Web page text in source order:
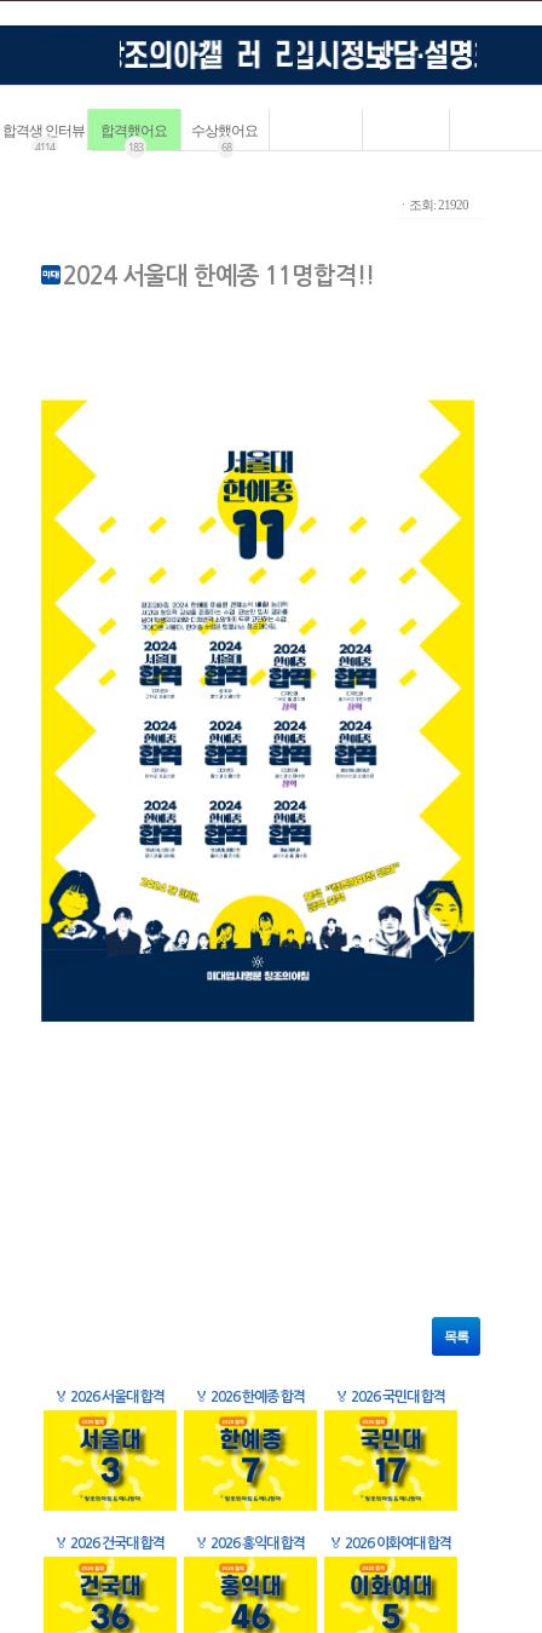
합격생 인터뷰
4114
합격했어요
183
수상했어요
68
ㆍ조회: 21920
2024 서울대 한예종 11명합격!!
목록
🏅 2026 서울대 합격 🏅 2026 한예종 합격 🏅 2026 국민대 합격
🏅 2026 건국대 합격 🏅 2026 홍익대 합격 🏅 2026 이화여대 합격